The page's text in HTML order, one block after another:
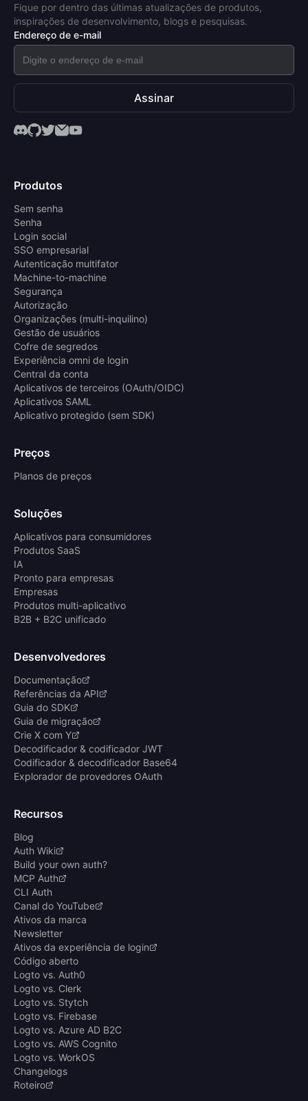
Fique por dentro das últimas atualizações de produtos,
inspirações de desenvolvimento, blogs e pesquisas.
Endereço de e-mail
Assinar
Produtos
Sem senha
Senha
Login social
SSO empresarial
Autenticação multifator
Machine-to-machine
Segurança
Autorização
Organizações (multi-inquilino)
Gestão de usuários
Cofre de segredos
Experiência omni de login
Central da conta
Aplicativos de terceiros (OAuth/OIDC)
Aplicativos SAML
Aplicativo protegido (sem SDK)
Preços
Planos de preços
Soluções
Aplicativos para consumidores
Produtos SaaS
IA
Pronto para empresas
Empresas
Produtos multi-aplicativo
B2B + B2C unificado
Desenvolvedores
Documentação
Referências da API
Guia do SDK
Guia de migração
Crie X com Y
Decodificador & codificador JWT
Codificador & decodificador Base64
Explorador de provedores OAuth
Recursos
Blog
Auth Wiki
Build your own auth?
MCP Auth
CLI Auth
Canal do YouTube
Ativos da marca
Newsletter
Ativos da experiência de login
Código aberto
Logto vs. Auth0
Logto vs. Clerk
Logto vs. Stytch
Logto vs. Firebase
Logto vs. Azure AD B2C
Logto vs. AWS Cognito
Logto vs. WorkOS
Changelogs
Roteiro